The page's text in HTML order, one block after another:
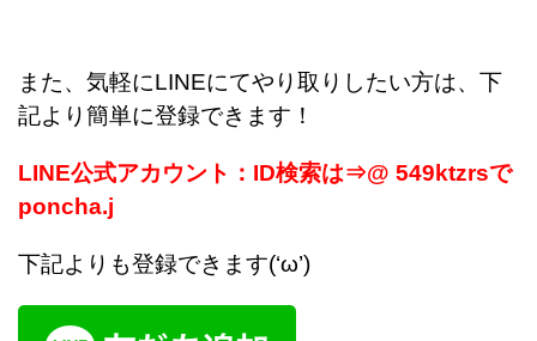
また、気軽にLINEにてやり取りしたい方は、下
記より簡単に登録できます！
LINE公式アカウント：ID検索は⇒@ 549ktzrsで
poncha.j
下記よりも登録できます(‘ω’)